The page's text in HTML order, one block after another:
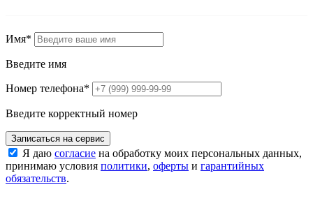
Имя*
Введите имя
Номер телефона*
Введите корректный номер
Записаться на сервис
Я даю согласие на обработку моих персональных данных,
принимаю условия политики, оферты и гарантийных
обязательств.